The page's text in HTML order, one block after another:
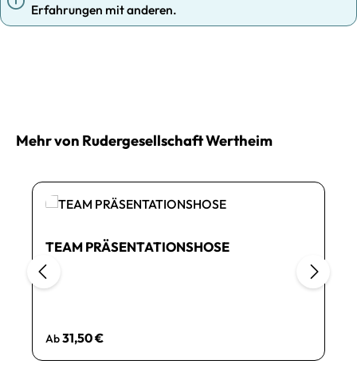
Erfahrungen mit anderen.
Mehr von Rudergesellschaft Wertheim
TEAM PRÄSENTATIONSHOSE
Regulärer Preis:
Ab31,50 €